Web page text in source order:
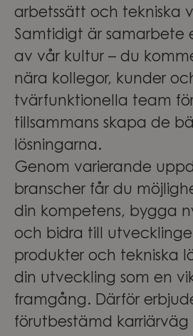
arbetssätt och tekniska
Samtidigt är samarbete
av vår kultur – du
nära kollegor, kunder
tvärfunktionella team
tillsammans skapa de
lösningarna.
Genom varierande
branscher får du
din kompetens, bygga
och bidra till
produkter och tekniska
din utveckling som en
framgång. Därför
förutbestämd karriärväg